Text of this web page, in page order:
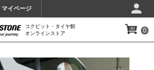
マイページ
コクピット・タイヤ館
オンラインストア
0